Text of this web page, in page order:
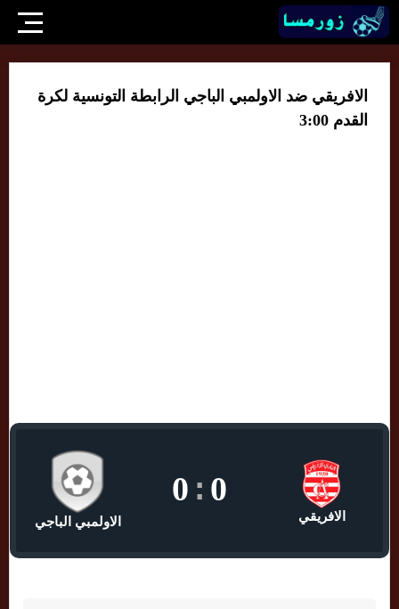
الافريقي ضد الاولمبي الباجي الرابطة التونسية لكرة
القدم 3:00
الافريقي
0
:
0
الاولمبي الباجي